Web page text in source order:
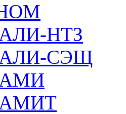
НТЗ
СЭЩ